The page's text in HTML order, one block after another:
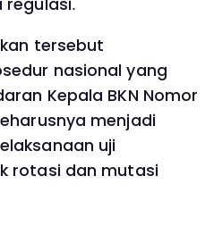
tersebut
nasional yang
Kepala BKN Nomor
menjadi
uji
rotasi dan mutasi